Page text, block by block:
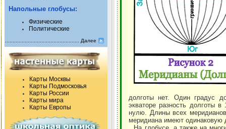
Напольные глобусы:
Физические
Политические
Далее
Карты Москвы
Карты Подмосковья
Карты России
Карты мира
Карты Европы
долготы нет. Один градус
экваторе разность долготы
нулю. Длины всех
меридиана имеют одинаковую